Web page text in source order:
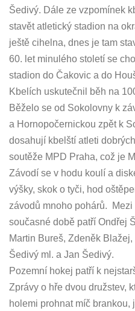
Šedivý. Dále ze vzpomínek
stavět atletický stadion na
ještě cihelna, dnes je tam
60. let minulého století se
stadion do Čakovic a do
Kbelích uskutečnil běh na
Běželo se od Sokolovny k
a Hornopočernickou zpět k
dosahují kbelští atleti
soutěže MPD Praha, což je
Závodí se v hodu koulí a
výšky, skok o tyči, hod
závodů mnoho pohárů.
současné době patří Ondřej
Martin Bureš, Zdeněk
Šedivý ml. a Jan Šedivý.
Pozemní hokej patří k
Zprávy o hře dvou družstev,
holemi prohnat míč brankou,